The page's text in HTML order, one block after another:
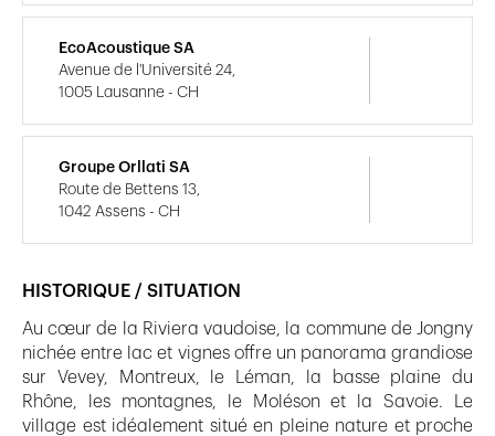
HISTORIQUE / SITUATION
Au cœur de la Riviera vaudoise, la commune de Jongny
nichée entre lac et vignes offre un panorama grandiose
sur Vevey, Montreux, le Léman, la basse plaine du
Rhône, les montagnes, le Moléson et la Savoie. Le
village est idéalement situé en pleine nature et proche
EcoAcoustique SA
Avenue de l'Université 24,
1005 Lausanne - CH
Groupe Orllati SA
Route de Bettens 13,
1042 Assens - CH